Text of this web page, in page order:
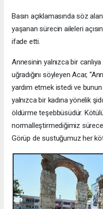
Basın açıklamasında söz
yaşanan sürecin aileleri
ifade etti.
Annesinin yalnızca bir
uğradığını söyleyen Acar,
yardım etmek istedi ve bunun
yalnızca bir kadına yönelik
öldürme teşebbüsüdür.
normalleştirmediğimiz
Görüp de sustuğumuz her